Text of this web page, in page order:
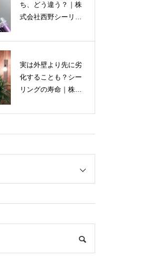
ち、どう違う？｜株
式会社西野シーリン
実は外壁より先に劣
化することも？シー
リングの寿命｜株式